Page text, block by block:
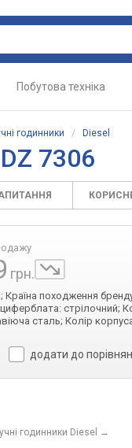
Побутова техніка
годинники / Diesel
7306
грн.
Країна походження
стрілочний;
сталь; Колір
додати до
годинники Diesel →